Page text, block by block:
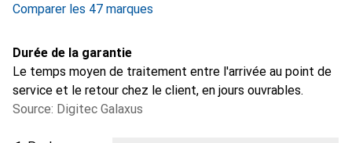
Comparer les 47 marques
Durée de la garantie
Le temps moyen de traitement entre l'arrivée au point de
service et le retour chez le client, en jours ouvrables.
Source: Digitec Galaxus